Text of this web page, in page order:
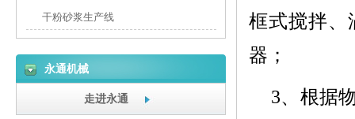
框式搅拌、
器；
3、 根据
干粉砂浆生产线
永通机械
走进永通